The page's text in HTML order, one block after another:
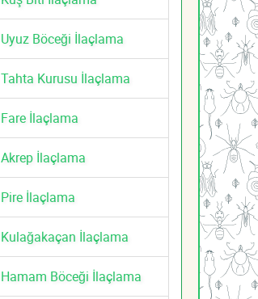
Uyuz Böceği İlaçlama
Tahta Kurusu İlaçlama
Fare İlaçlama
Akrep İlaçlama
Pire İlaçlama
Kulağakaçan İlaçlama
Hamam Böceği İlaçlama